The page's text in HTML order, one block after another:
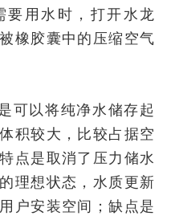
要用水时，打开水龙
橡胶囊中的压缩空气
可以将纯净水储存起
积较大，比较占据空
点是取消了压力储水
理想状态，水质更新
户安装空间；缺点是